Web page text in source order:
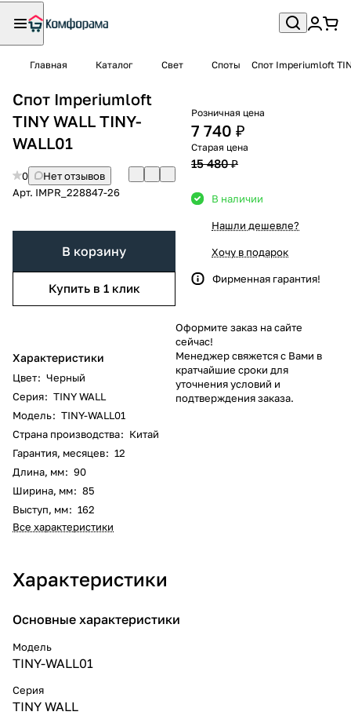
Главная Каталог Свет Споты Спот Imperiumloft
Спот Imperiumloft
TINY WALL TINY-
WALL01
0
Нет отзывов
Арт. IMPR_228847-26
В корзину
Купить в 1 клик
Характеристики
Цвет: Черный
Серия: TINY WALL
Модель: TINY-WALL01
Страна производства: Китай
Гарантия, месяцев: 12
Длина, мм: 90
Ширина, мм: 85
Выступ, мм: 162
Все характеристики
Розничная цена
7 740 ₽
Старая цена
15 480 ₽
В наличии
Нашли дешевле?
Хочу в подарок
Фирменная гарантия!
Оформите заказ на сайте
сейчас!
Менеджер свяжется с Вами в
кратчайшие сроки для
уточнения условий и
подтверждения заказа.
Характеристики
Основные характеристики
Модель
TINY-WALL01
Серия
TINY WALL